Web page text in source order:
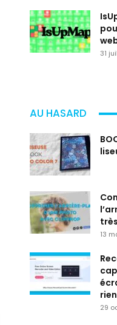
31
AU HASARD
13
29